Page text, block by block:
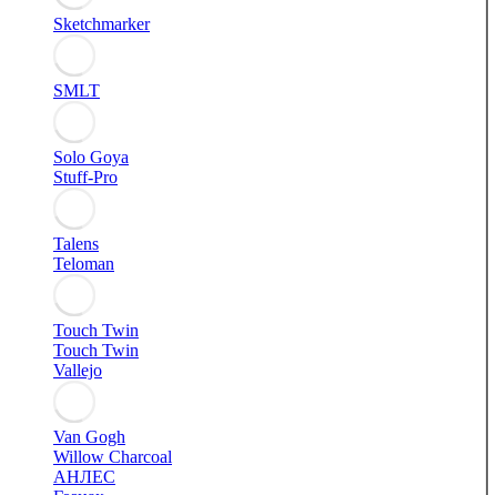
Sketchmarker
SMLT
Solo Goya
Stuff-Pro
Talens
Teloman
Touch Twin
Touch Twin
Vallejo
Van Gogh
Willow Charcoal
АНЛЕС